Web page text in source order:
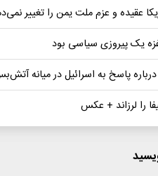
عقیده و‌ عزم ملت یمن را تغییر
یک پیروزی سیاسی بود
پاسخ به اسرائیل در میانه
را لرزاند + عکس